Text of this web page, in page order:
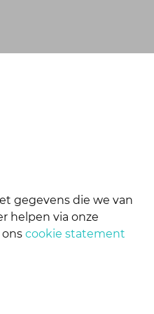
app en webshop.
gegevens die we van
helpen via onze
ons cookie statement